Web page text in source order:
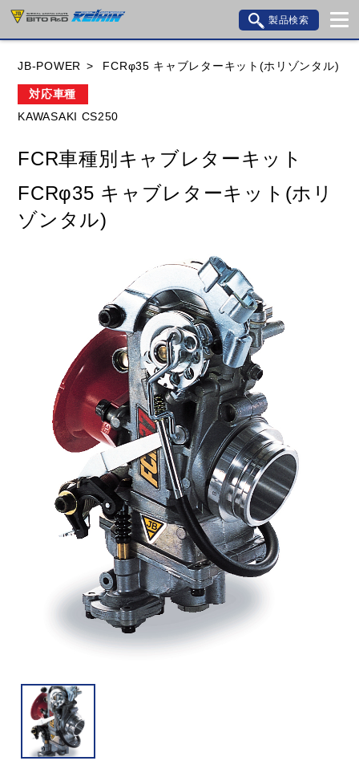
製品検索
HUSQVANA
閉じる
JB-POWER FCRφ35 キャブレターキット(ホリゾンタル)
対応車種
KAWASAKI CS250
FCR車種別キャブレターキット
FCRφ35 キャブレターキット(ホリ
ゾンタル)